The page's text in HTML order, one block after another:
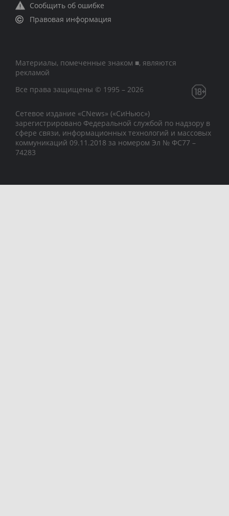
Сообщить об ошибке
Правовая информация
Материалы, помеченные знаком ■, являются
рекламой
Все права защищены © 1995 – 2026
Сетевое издание «CNews» («СиНьюс»)
зарегистрировано Федеральной службой по надзору в
сфере связи, информационных технологий и массовых
коммуникаций 09.11.2018 за номером Эл № ФС77 –
74283